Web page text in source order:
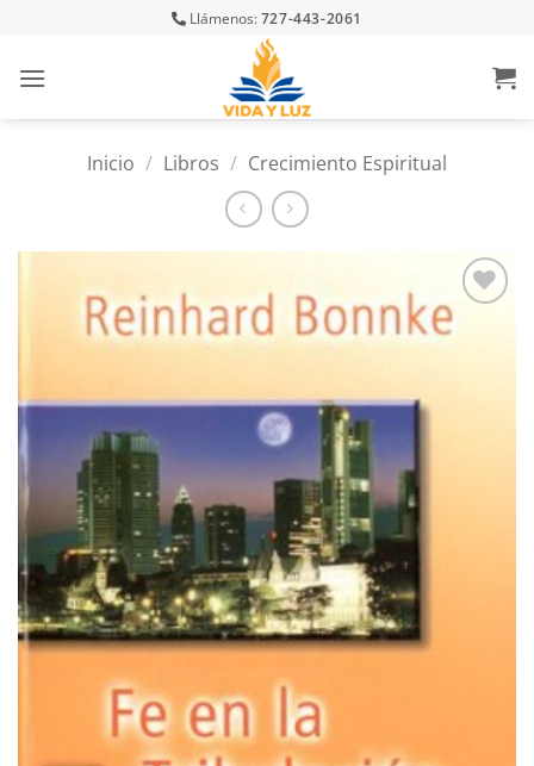
content
Llámenos:727-443-2061
Inicio / Libros / Crecimiento Espiritual
Añadir